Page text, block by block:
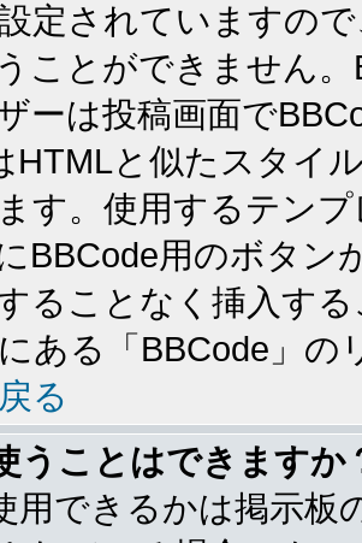
定されていますの
ことができません
ーは投稿画面で
HTMLと似たスタイ
す。使用するテン
BBCode用のボタン
ることなく挿入す
ある「BBCode」
る
うことはできますか
用できるかは掲示板